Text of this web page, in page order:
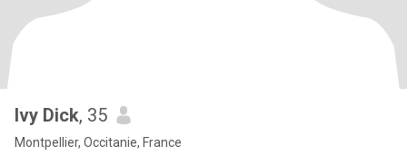
Ivy Dick, 35
Montpellier, Occitanie, France